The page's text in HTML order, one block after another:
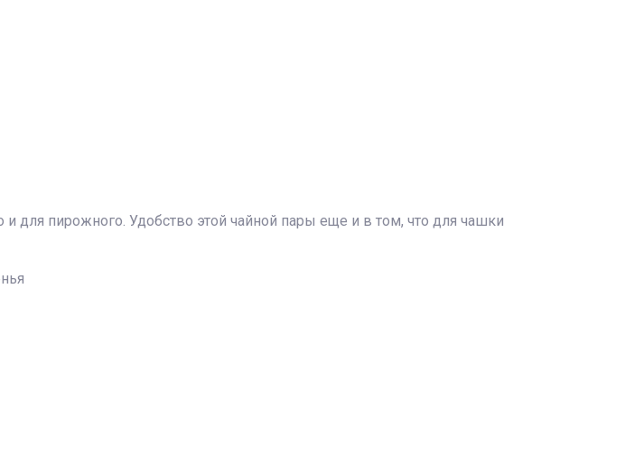
пирожного. Удобство этой чайной пары еще и в том, что для чашки